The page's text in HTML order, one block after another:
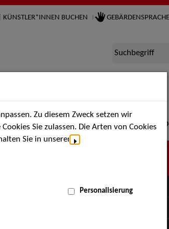
KÜNSTLER*INNEN BUCHEN GEBÄRDENSPRACHE
Suchbegriff
Aktuelles Termine Portfolio
MENÜ
Zu diesem Zweck setzen wir
Sie zulassen. Die Arten von Cookies
Sie in unserer
Personalisierung